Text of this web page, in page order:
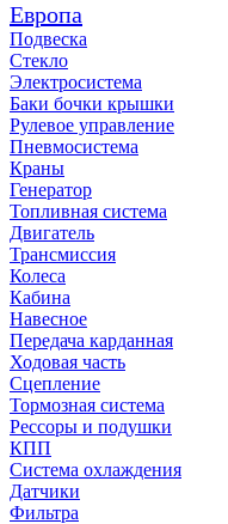
Европа
Подвеска
Стекло
Электросистема
Баки бочки крышки
Рулевое управление
Пневмосистема
Краны
Генератор
Топливная система
Двигатель
Трансмиссия
Колеса
Кабина
Навесное
Передача карданная
Ходовая часть
Сцепление
Тормозная система
Рессоры и подушки
КПП
Система охлаждения
Датчики
Фильтра